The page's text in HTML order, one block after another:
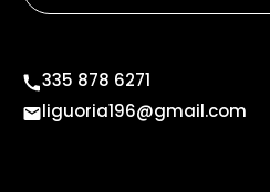
335 878 6271
liguoria196@gmail.com